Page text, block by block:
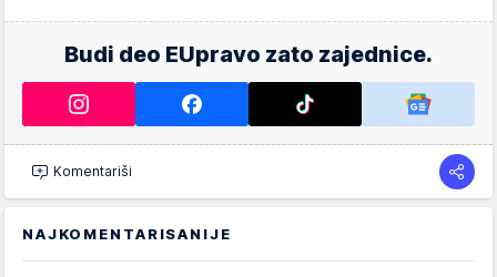
Budi deo EUpravo zato zajednice.
Komentariši
NAJKOMENTARISANIJE